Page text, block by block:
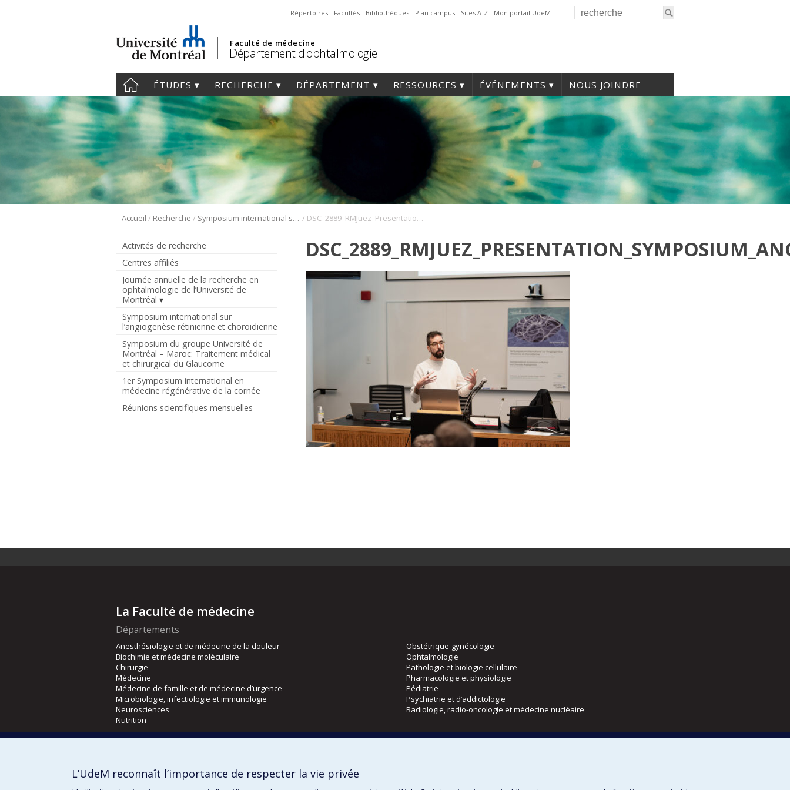
Répertoires Facultés Bibliothèques Plan campus Sites A-Z Mon portail UdeM
Faculté de médecine
Département d'ophtalmologie
ÉTUDES RECHERCHE DÉPARTEMENT RESSOURCES ÉVÉNEMENTS NOUS JOINDRE
Accueil / Recherche / Symposium international sur l’angiogenèse rétinienne et choroïdienne / DSC_2889_RMJuez_Presentation_Symposium_Angio_2022
Activités de recherche
Centres affiliés
Journée annuelle de la recherche en
ophtalmologie de l’Université de
Montréal
Symposium international sur
l’angiogenèse rétinienne et choroïdienne
Symposium du groupe Université de
Montréal – Maroc: Traitement médical
et chirurgical du Glaucome
1er Symposium international en
médecine régénérative de la cornée
Réunions scientifiques mensuelles
La Faculté de médecine
Départements
Anesthésiologie et de médecine de la douleur
Biochimie et médecine moléculaire
Chirurgie
Médecine
Médecine de famille et de médecine d’urgence
Microbiologie, infectiologie et immunologie
Neurosciences
Nutrition
Obstétrique-gynécologie
Ophtalmologie
Pathologie et biologie cellulaire
Pharmacologie et physiologie
Pédiatrie
Psychiatrie et d’addictologie
Radiologie, radio-oncologie et médecine nucléaire
Orthophonie et audiologie
L’UdeM reconnaît l’importance de respecter la vie privée